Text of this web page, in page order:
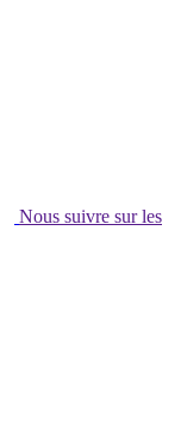
Nous suivre sur les